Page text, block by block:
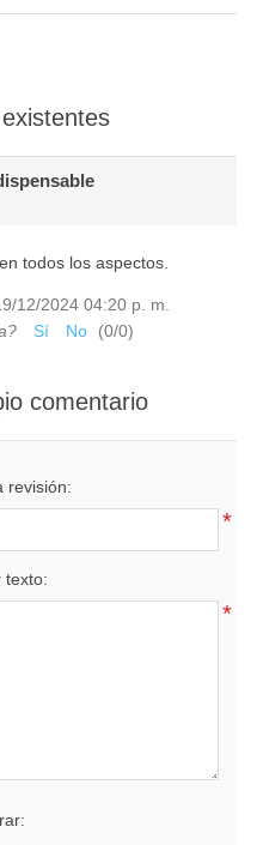
todos los aspectos.
12/2024 04:20 p. m.
Sí No (0/0)
comentario
revisión:
*
texto:
*